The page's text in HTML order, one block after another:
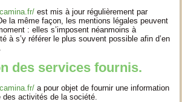
est mis à jour régulièrement par
la même façon, les mentions légales peuvent
: elles s’imposent néanmoins à
à s’y référer le plus souvent possible afin d’en
des services fournis.
a pour objet de fournir une information
des activités de la société.